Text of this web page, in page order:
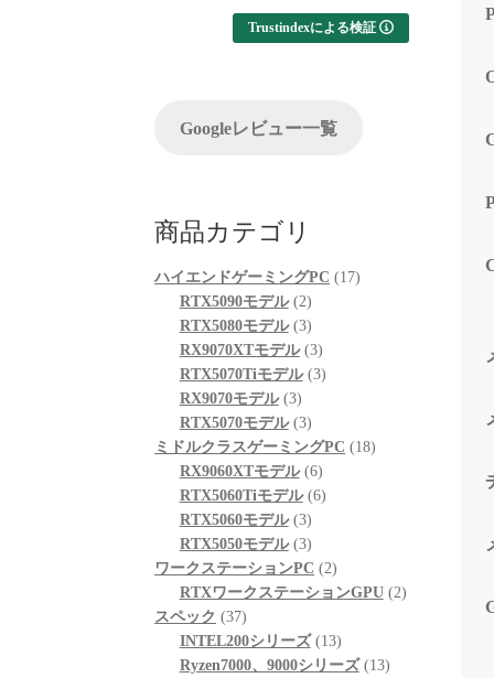
いま
でサ
起動
プと
Trustindexによる検証
Googleレビュー一覧
商品カテゴリ
ハイエンドゲーミングPC 1717
RTX5090モデル 22
個
の
商
RTX5080モデル 33
個
の
品
RX9070XTモデル 33
個
品
RTX5070Tiモデル 33
商
品
RX9070モデル 33
個
の
商
品
RTX5070モデル 33
個
の
商
品
ミドルクラスゲーミングPC 1818
RX9060XTモデル 66
個
品
RTX5060Tiモデル 66
商
品
RTX5060モデル 33
個
の
商
RTX5050モデル 33
個
の
品
ワークステーションPC 22
個
商
品
RTXワークステーションGPU 22
スペック 3737
個
の
INTEL200シリーズ 1313
個
Ryzen7000、9000シリーズ 1313